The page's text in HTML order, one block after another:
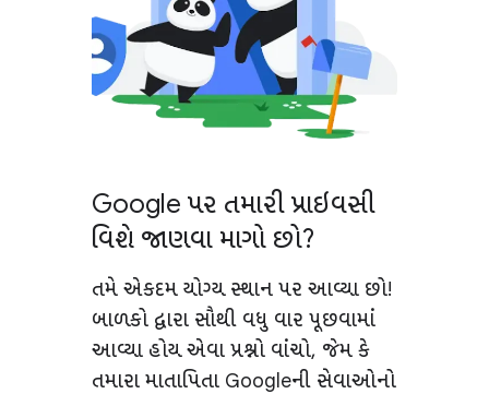
Google પર તમારી પ્રાઇવસી
વિશે જાણવા માગો છો?
તમે એકદમ યોગ્ય સ્થાન પર આવ્યા છો!
બાળકો દ્વારા સૌથી વધુ વાર પૂછવામાં
આવ્યા હોય એવા પ્રશ્નો વાંચો, જેમ કે
તમારા માતાપિતા Googleની સેવાઓનો